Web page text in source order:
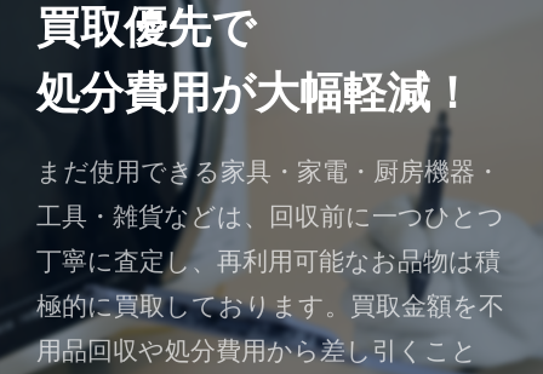
買取優先で
処分費用が大幅軽減！
まだ使用できる家具・家電・厨房機器・
工具・雑貨などは、回収前に一つひとつ
丁寧に査定し、再利用可能なお品物は積
極的に買取しております。買取金額を不
用品回収や処分費用から差し引くこと